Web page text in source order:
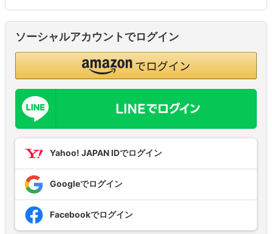
ソーシャルアカウントでログイン
Yahoo! JAPAN IDでログイン
Googleでログイン
Facebookでログイン